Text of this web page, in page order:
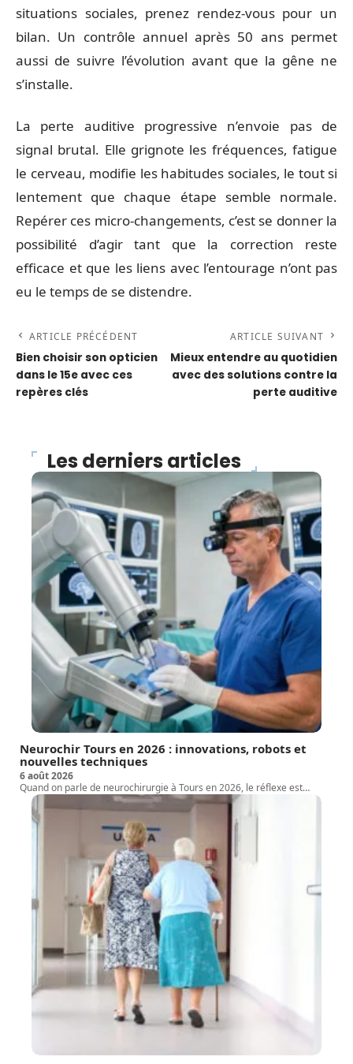
situations sociales, prenez rendez-vous pour un
bilan. Un contrôle annuel après 50 ans permet
aussi de suivre l’évolution avant que la gêne ne
s’installe.
La perte auditive progressive n’envoie pas de
signal brutal. Elle grignote les fréquences, fatigue
le cerveau, modifie les habitudes sociales, le tout si
lentement que chaque étape semble normale.
Repérer ces micro-changements, c’est se donner la
possibilité d’agir tant que la correction reste
efficace et que les liens avec l’entourage n’ont pas
eu le temps de se distendre.
ARTICLE PRÉCÉDENT
Bien choisir son opticien
dans le 15e avec ces
repères clés
ARTICLE SUIVANT
Mieux entendre au quotidien
avec des solutions contre la
perte auditive
Les derniers articles
Neurochir Tours en 2026 : innovations, robots et
nouvelles techniques
6 août 2026
Quand on parle de neurochirurgie à Tours en 2026, le réflexe est…